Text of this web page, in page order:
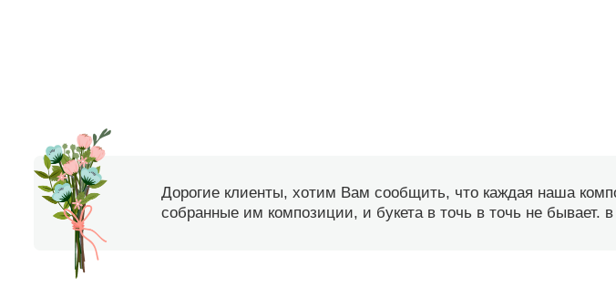
Дорогие клиенты, хотим Вам сообщить, что каждая наша
собранные им композиции, и букета в точь в точь не бывает.